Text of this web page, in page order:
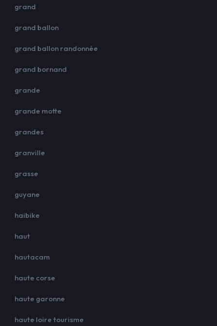
grand
grand ballon
grand ballon randonnée
grand bornand
grande
grande motte
grandes
granville
grasse
guyane
haibike
haut
hautacam
haute corse
haute garonne
haute loire tourisme